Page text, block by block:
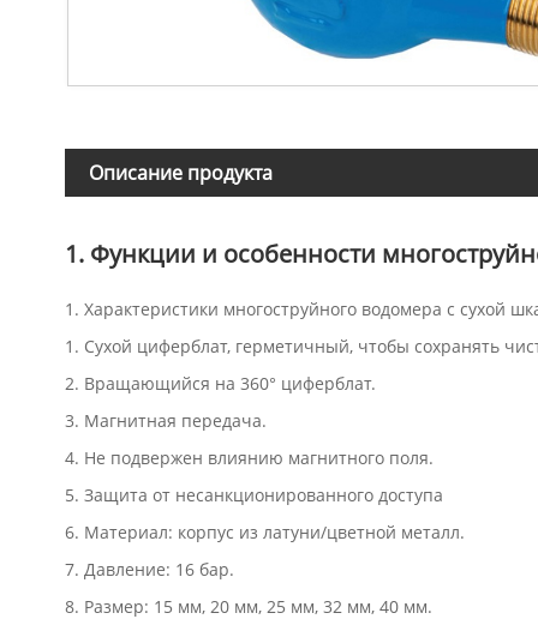
Описание продукта
1. Функции и особенности
1. Характеристики многоструйного водомера с сухой
1. Сухой циферблат, герметичный, чтобы сохранять
2. Вращающийся на 360° циферблат.
3. Магнитная передача.
4. Не подвержен влиянию магнитного поля.
5. Защита от несанкционированного доступа
6. Материал: корпус из латуни/цветной металл.
7. Давление: 16 бар.
8. Размер: 15 мм, 20 мм, 25 мм, 32 мм, 40 мм.